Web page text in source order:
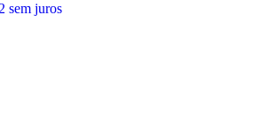
sem juros